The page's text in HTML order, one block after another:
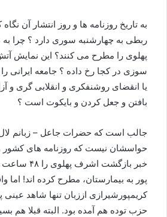
به تاریخ روزنامه ها و روز انتشار آن
ربطی به چهارشنبه سوری دارد ؟ چرا
پهلوی را مطرح می کنند؟ این نمایش
سوزی در کجا رخ داده ؟ جامعه ایرانی
یا انقضای روشنفکری و انقلابی گری و
بافتن و جعل کردن و بایکوت است ؟
جالب است که حضرات جاعل – زبانم لال
حواسشان نیست که روزنامه های کشور
خبر بازگشت
پور به بیمارستان، مطرح کرده اند! اما
کریمپورشیرازی اززبان تنها شاهد
حزب توده هم آمده بود. البته قبلا هم